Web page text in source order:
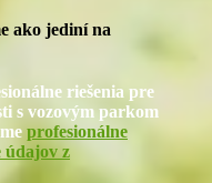
ako jediní na
riešenia pre
s vozovým parkom
profesionálne
údajov z